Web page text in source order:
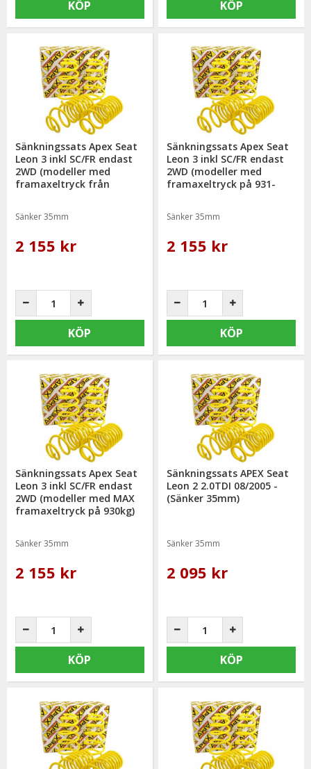
KÖP KÖP
Sänkningssats Apex Seat
Leon 3 inkl SC/FR endast
2WD (modeller med
framaxeltryck från
Sänker 35mm
2 155 kr
KÖP
Sänkningssats Apex Seat
Leon 3 inkl SC/FR endast
2WD (modeller med
framaxeltryck på 931-
Sänker 35mm
2 155 kr
KÖP
Sänkningssats Apex Seat
Leon 3 inkl SC/FR endast
2WD (modeller med MAX
framaxeltryck på 930kg)
Sänker 35mm
2 155 kr
KÖP
Sänkningssats APEX Seat
Leon 2 2.0TDI 08/2005 -
(Sänker 35mm)
Sänker 35mm
2 095 kr
KÖP